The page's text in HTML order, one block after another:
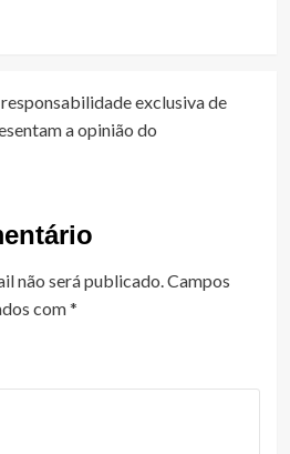
exclusiva de
a opinião do
não será publicado. Campos
com*